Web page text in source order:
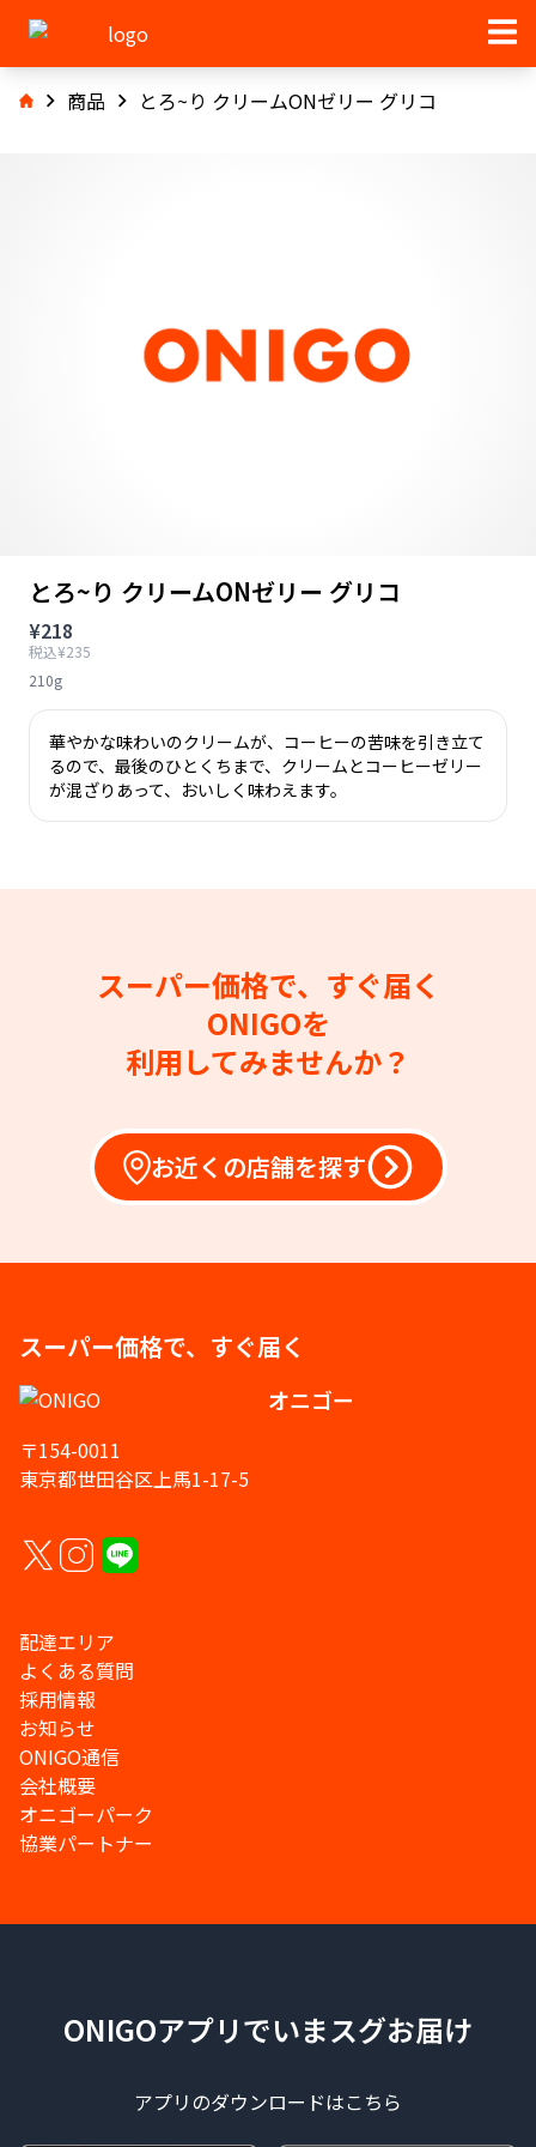
商品 とろ~り クリームONゼリー グリコ
とろ~り クリームONゼリー グリコ
¥218
税込¥235
210g
華やかな味わいのクリームが、コーヒーの苦味を引き立て
るので、最後のひとくちまで、クリームとコーヒーゼリー
が混ざりあって、おいしく味わえます。
スーパー価格で、すぐ届く
ONIGOを
利用してみませんか？
お近くの店舗を探す
スーパー価格で、すぐ届く
オニゴー
〒154-0011
東京都世田谷区上馬1-17-5
配達エリア
よくある質問
採用情報
お知らせ
ONIGO通信
会社概要
オニゴーパーク
協業パートナー
ONIGOアプリでいまスグお届け
アプリのダウンロードはこちら